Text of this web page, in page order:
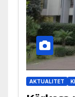
AKTUALITET